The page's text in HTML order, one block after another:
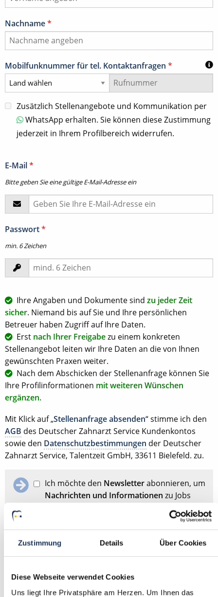
Zustimmung Details Über Cookies
Diese Webseite verwendet Cookies
Uns liegt Ihre Privatsphäre am Herzen. Um Ihnen das
Nachname*
Mobilfunknummer für tel. Kontaktanfragen *
Zusätzlich Stellenangebote und Kommunikation per
WhatsApp erhalten. Sie können diese Zustimmung
jederzeit in Ihrem Profilbereich widerrufen.
E-Mail*
Bitte geben Sie eine gültige E-Mail-Adresse ein
Passwort*
min. 6 Zeichen
Ihre Angaben und Dokumente sind zu jeder Zeit
sicher. Niemand bis auf Sie und Ihre persönlichen
Betreuer haben Zugriff auf Ihre Daten.
Erst nach Ihrer Freigabezu einem konkreten
Stellenangebot leiten wir Ihre Daten an die von Ihnen
gewünschten Praxen weiter.
Nach dem Abschicken der Stellenanfrage können Sie
Ihre Profilinformationen mit weiteren Wünschen
ergänzen.
Mit Klick auf „Stellenanfrage absenden“ stimme ich den
AGB des Deutscher Zahnarzt Service Kundenkontos
sowie den Datenschutzbestimmungen der Deutscher
Zahnarzt Service, Talentzeit GmbH, 33611 Bielefeld. zu.
Ich möchte den Newsletterabonnieren, um
Nachrichten und Informationen zu Jobs
und der Karriere in der Zahnarztpraxis zu
Datenschutzerklärunggelesen und bin mit
ihr einverstanden.
Stellenanfrage absenden